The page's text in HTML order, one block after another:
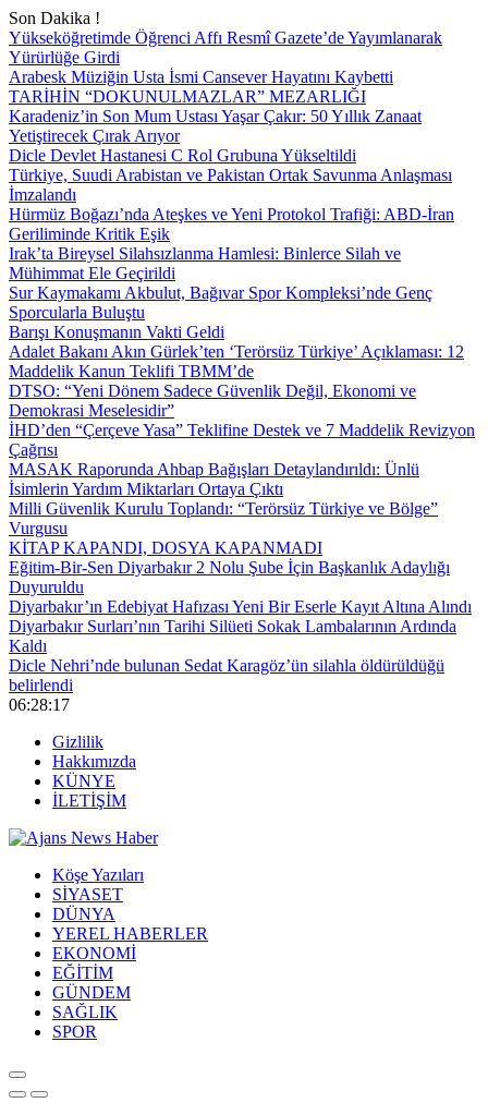
Son Dakika !
Yükseköğretimde Öğrenci Affı Resmî Gazete’de Yayımlanarak
Yürürlüğe Girdi
Arabesk Müziğin Usta İsmi Cansever Hayatını Kaybetti
TARİHİN “DOKUNULMAZLAR” MEZARLIĞI
Karadeniz’in Son Mum Ustası Yaşar Çakır: 50 Yıllık Zanaat
Yetiştirecek Çırak Arıyor
Dicle Devlet Hastanesi C Rol Grubuna Yükseltildi
Türkiye, Suudi Arabistan ve Pakistan Ortak Savunma Anlaşması
İmzalandı
Hürmüz Boğazı’nda Ateşkes ve Yeni Protokol Trafiği: ABD-İran
Geriliminde Kritik Eşik
Irak’ta Bireysel Silahsızlanma Hamlesi: Binlerce Silah ve
Mühimmat Ele Geçirildi
Sur Kaymakamı Akbulut, Bağıvar Spor Kompleksi’nde Genç
Sporcularla Buluştu
Barışı Konuşmanın Vakti Geldi
Adalet Bakanı Akın Gürlek’ten ‘Terörsüz Türkiye’ Açıklaması: 12
Maddelik Kanun Teklifi TBMM’de
DTSO: “Yeni Dönem Sadece Güvenlik Değil, Ekonomi ve
Demokrasi Meselesidir”
İHD’den “Çerçeve Yasa” Teklifine Destek ve 7 Maddelik Revizyon
Çağrısı
MASAK Raporunda Ahbap Bağışları Detaylandırıldı: Ünlü
İsimlerin Yardım Miktarları Ortaya Çıktı
Milli Güvenlik Kurulu Toplandı: “Terörsüz Türkiye ve Bölge”
Vurgusu
KİTAP KAPANDI, DOSYA KAPANMADI
Eğitim-Bir-Sen Diyarbakır 2 Nolu Şube İçin Başkanlık Adaylığı
Duyuruldu
Diyarbakır’ın Edebiyat Hafızası Yeni Bir Eserle Kayıt Altına Alındı
Diyarbakır Surları’nın Tarihi Silüeti Sokak Lambalarının Ardında
Kaldı
Dicle Nehri’nde bulunan Sedat Karagöz’ün silahla öldürüldüğü
belirlendi
06:28:19
Gizlilik
Hakkımızda
KÜNYE
İLETİŞİM
Köşe Yazıları
SİYASET
DÜNYA
YEREL HABERLER
EKONOMİ
EĞİTİM
GÜNDEM
SAĞLIK
SPOR